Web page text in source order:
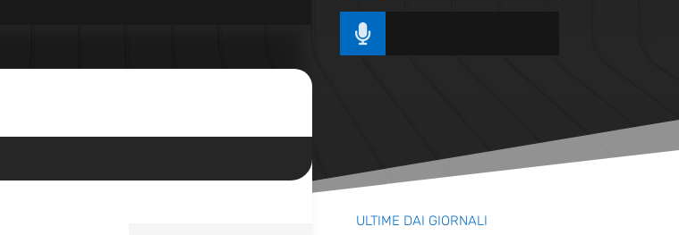

ULTIME DAI GIORNALI